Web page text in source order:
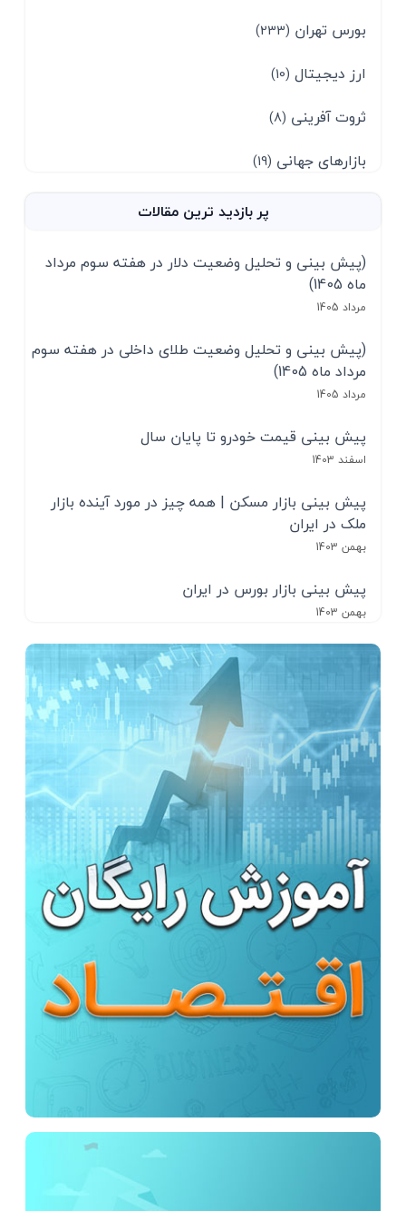
بورس تهران (233)
ارز دیجیتال (10)
ثروت آفرینی (8)
بازارهای جهانی (19)
پر بازدید ترین مقالات
(پیش بینی و تحلیل وضعیت دلار در هفته سوم مرداد
ماه 1405)
مرداد 1405
(پیش بینی و تحلیل وضعیت طلای داخلی در هفته سوم
مرداد ماه 1405)
مرداد 1405
پیش بینی قیمت خودرو تا پایان سال
اسفند 1403
پیش بینی بازار مسکن | همه چیز در مورد آینده بازار
ملک در ایران
بهمن 1403
پیش بینی بازار بورس در ایران
بهمن 1403